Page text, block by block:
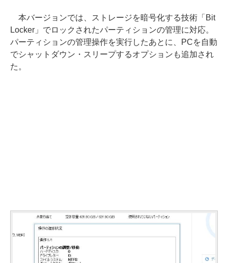
本バージョンでは、ストレージを暗号化する技術「Bit
Locker」でロックされたパーティションの管理に対応。
パーティションの管理操作を実行したあとに、PCを自動
でシャットダウン・スリープするオプションも追加され
た。